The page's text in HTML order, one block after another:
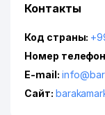
Контакты
Код страны:
Номер
E-mail:
Сайт: